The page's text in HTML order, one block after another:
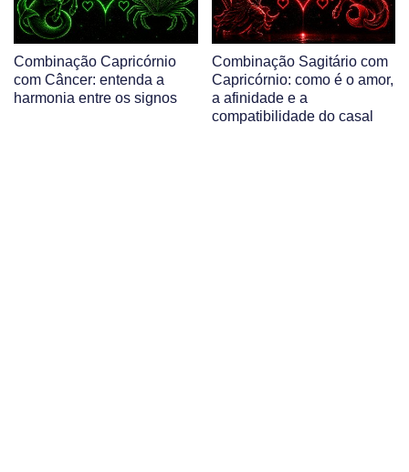
Combinação Capricórnio
com Câncer: entenda a
harmonia entre os signos
Combinação Sagitário com
Capricórnio: como é o amor,
a afinidade e a
compatibilidade do casal